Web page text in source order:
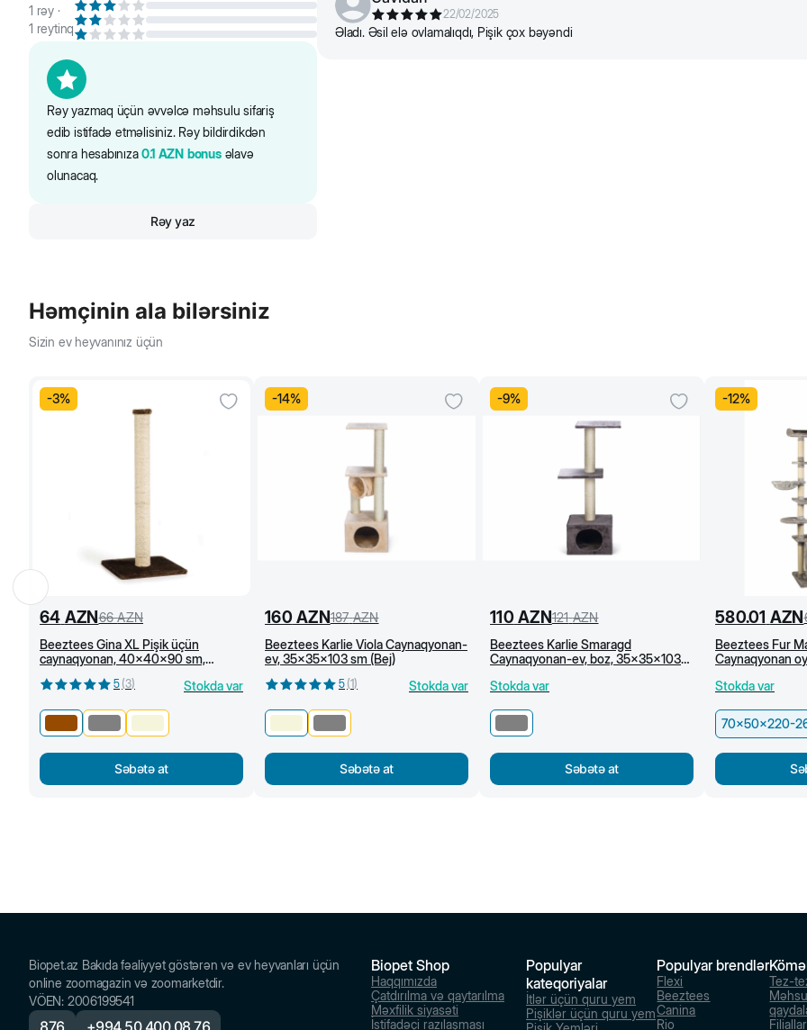
1 rəy ·
1 reytinq
Rəy yazmaq üçün əvvəlcə məhsulu sifariş
edib istifadə etməlisiniz. Rəy bildirdikdən
sonra hesabınıza0.1 AZN bonusəlavə
olunacaq.
Rəy yaz
22/02/2025
Əladı. Əsil elə ovlamalıqdı, Pişik çox bəyəndi
Həmçinin ala bilərsiniz
Sizin ev heyvanınız üçün
-3%
64 AZN66 AZN
Beeztees Gina XL Pişik üçün
caynaqyonan, 40x40x90 sm,
5 (3) Stokda var
Səbətə at
-14%
160 AZN187 AZN
Beeztees Karlie Viola Caynaqyonan-
ev, 35x35x103 sm (Bej)
5 (1) Stokda var
Səbətə at
-9%
110 AZN121 AZN
Beeztees Karlie Smaragd
Caynaqyonan-ev, boz, 35x35x103
Stokda var
Səbətə at
-12%
580.01 AZN
Beeztees Fur
Caynaqyonan
Stokda var
70x50x220-
Biopet.az Bakıda fəaliyyət göstərən və ev heyvanları üçün
online zoomagazin və zoomarketdir.
VÖEN: 2006199541
Biopet Shop
Haqqımızda
Çatdırılma və qaytarılma
Məxfilik siyasəti
İstifadəçi razılaşması
Populyar
kateqoriyalar
İtlər üçün quru yem
Pişiklər üçün quru yem
Populyar brendlər
Flexi
Beeztees
Canina
Rio
Tez-
Filiallar